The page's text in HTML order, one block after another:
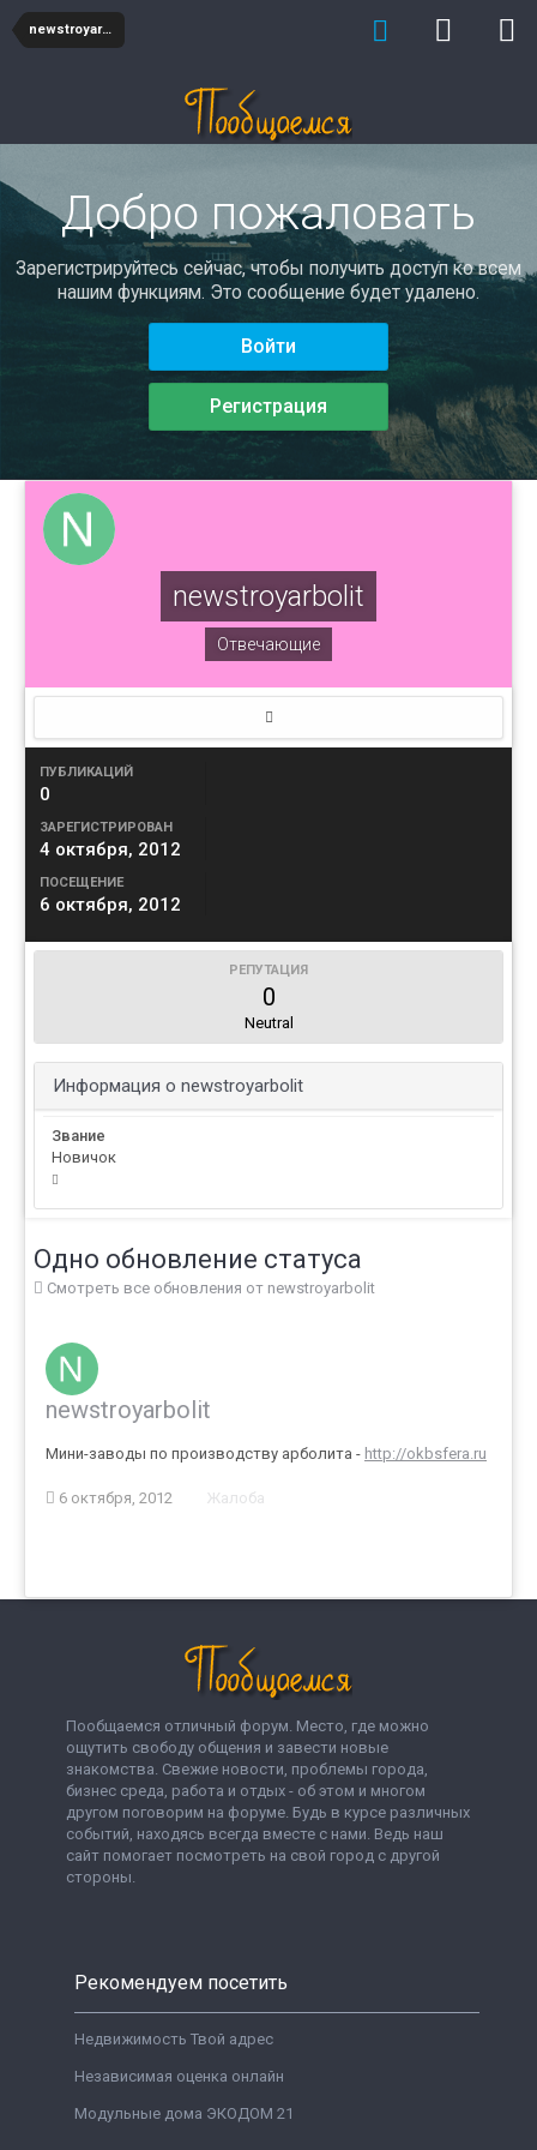
newstroyarbolit
Добро пожаловать
Зарегистрируйтесь сейчас, чтобы получить доступ ко всем
нашим функциям. Это сообщение будет удалено.
Войти
Регистрация
newstroyarbolit
Отвечающие
ПУБЛИКАЦИЙ
0
ЗАРЕГИСТРИРОВАН
4 октября, 2012
ПОСЕЩЕНИЕ
6 октября, 2012
РЕПУТАЦИЯ
0
Neutral
Информация о newstroyarbolit
Звание
Новичок
Одно обновление статуса
Смотреть все обновления от newstroyarbolit
newstroyarbolit
Мини-заводы по производству арболита - http://okbsfera.ru
6 октября, 2012 Жалоба
Пообщаемся отличный форум. Место, где можно
ощутить свободу общения и завести новые
знакомства. Свежие новости, проблемы города,
бизнес среда, работа и отдых - об этом и многом
другом поговорим на форуме. Будь в курсе различных
событий, находясь всегда вместе с нами. Ведь наш
сайт помогает посмотреть на свой город с другой
стороны.
Рекомендуем посетить
Недвижимость Твой адрес
Независимая оценка онлайн
Модульные дома ЭКОДОМ 21